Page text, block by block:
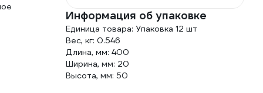
Информация об упаковке
Единица товара: Упаковка 12 шт
Вес, кг: 0.546
Длина, мм: 400
Ширина, мм: 20
Высота, мм: 50